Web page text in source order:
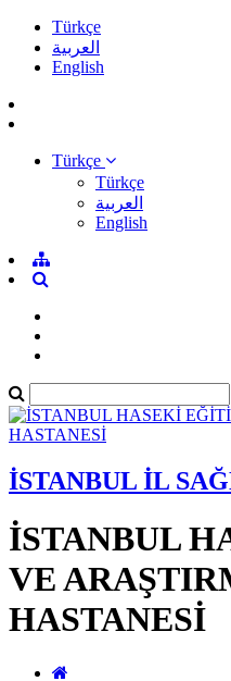
Türkçe
العربية
English
Türkçe
Türkçe
العربية
English
İSTANBUL İL
İSTANBUL
VE
HASTANESİ